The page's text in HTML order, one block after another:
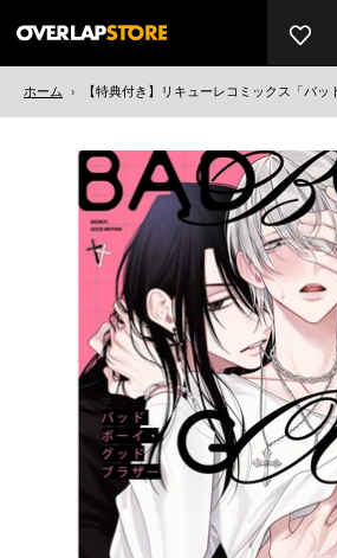
ホーム › 【特典付き】リキューレコミックス「バッ